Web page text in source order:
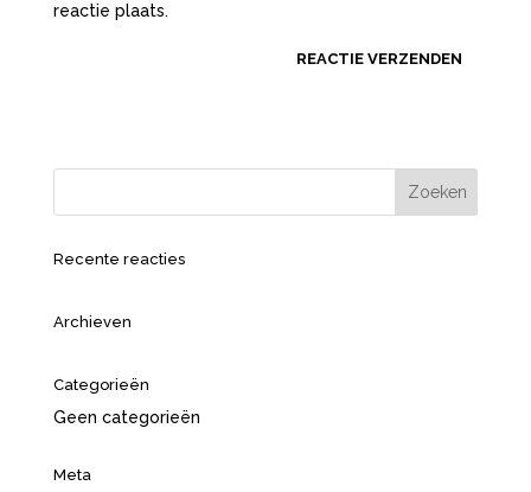
reactie plaats.
Recente reacties
Archieven
Categorieën
Geen categorieën
Meta